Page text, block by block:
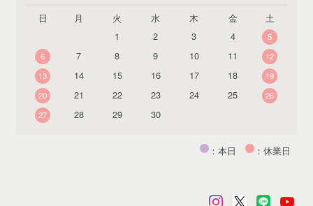
日 月 火 水 木 金
土
1
2 3 4
5
6
7 8 9 10 11
12
13
14 15 16 17 18
19
20
21 22 23 24 25
26
27
28 29 30
：本日 ：休業日